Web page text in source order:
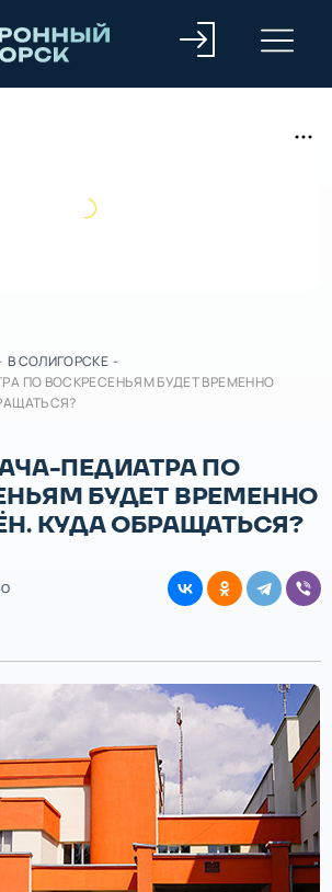
В СОЛИГОРСКЕ -
ПО ВОСКРЕСЕНЬЯМ БУДЕТ ВРЕМЕННО
ПЕДИАТРА ПО
БУДЕТ ВРЕМЕННО
КУДА ОБРАЩАТЬСЯ?